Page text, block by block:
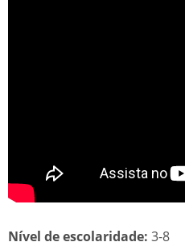
Nível de escolaridade: 3-8